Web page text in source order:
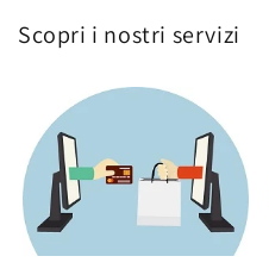
Scopri i nostri servizi